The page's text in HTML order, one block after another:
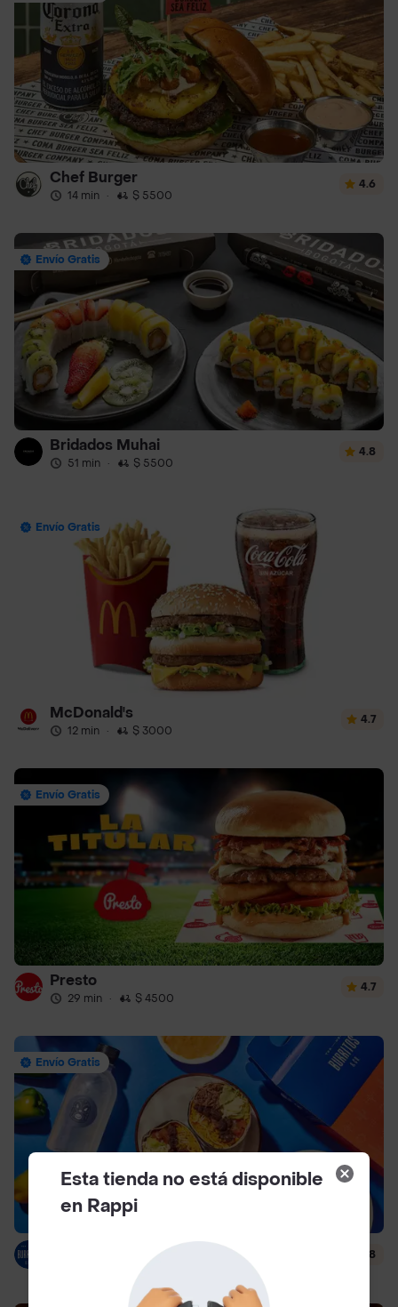
Chef Burger
14 min · $ 5500
4.6
Envío Gratis
Bridados Muhai
51 min · $ 5500
4.8
Envío Gratis
McDonald's
12 min · $ 3000
4.7
Envío Gratis
Presto
29 min · $ 4500
4.7
Envío Gratis
$ 4500
4.8
Esta tienda no está disponible
en Rappi